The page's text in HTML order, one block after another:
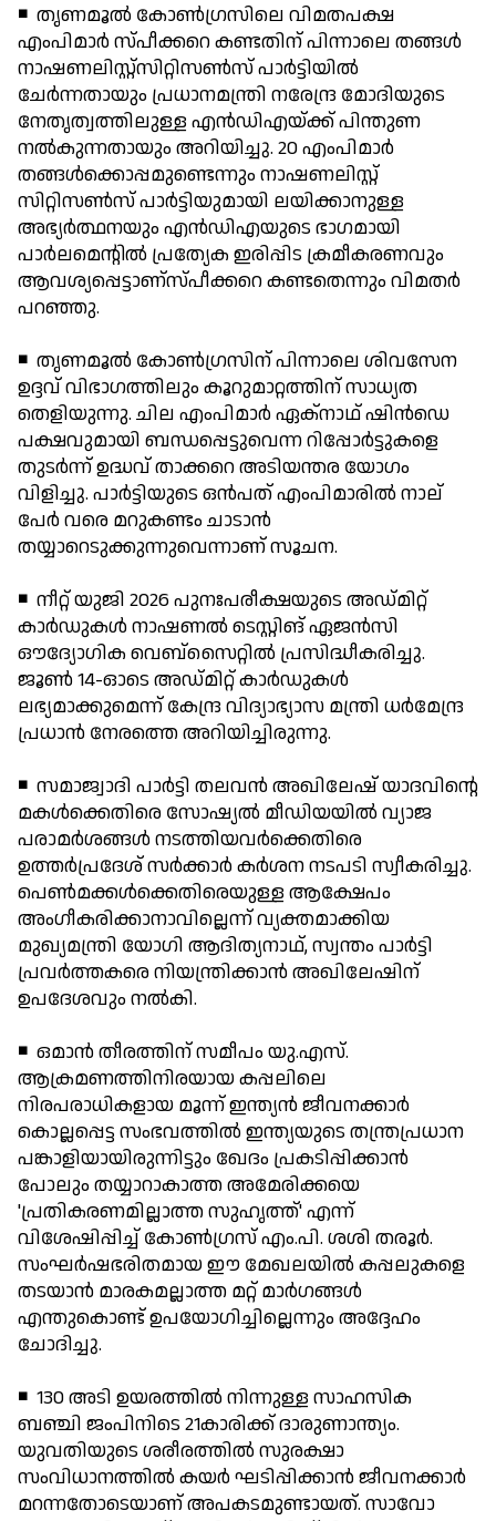
◾ തൃണമൂല്‍ കോണ്‍ഗ്രസിലെ വിമതപക്ഷ
എംപിമാര്‍ സ്പീക്കറെ കണ്ടതിന് പിന്നാലെ തങ്ങള്‍
നാഷണലിസ്റ്റ്‌സിറ്റിസണ്‍സ് പാര്‍ട്ടിയില്‍
ചേര്‍ന്നതായും പ്രധാനമന്ത്രി നരേന്ദ്ര മോദിയുടെ
നേതൃത്വത്തിലുള്ള എന്‍ഡിഎയ്ക്ക് പിന്തുണ
നല്‍കുന്നതായും അറിയിച്ചു. 20 എംപിമാര്‍
തങ്ങള്‍ക്കൊപ്പമുണ്ടെന്നും നാഷണലിസ്റ്റ്
സിറ്റിസണ്‍സ് പാര്‍ട്ടിയുമായി ലയിക്കാനുള്ള
അഭ്യര്‍ത്ഥനയും എന്‍ഡിഎയുടെ ഭാഗമായി
പാര്‍ലമെന്റില്‍ പ്രത്യേക ഇരിപ്പിട ക്രമീകരണവും
ആവശ്യപ്പെട്ടാണ്‌സ്പീക്കറെ കണ്ടതെന്നും വിമതര്‍
പറഞ്ഞു.
◾ തൃണമൂല്‍ കോണ്‍ഗ്രസിന് പിന്നാലെ ശിവസേന
ഉദ്ദവ് വിഭാഗത്തിലും കൂറുമാറ്റത്തിന് സാധ്യത
തെളിയുന്നു. ചില എംപിമാര്‍ ഏക്നാഥ് ഷിന്‍ഡെ
പക്ഷവുമായി ബന്ധപ്പെട്ടുവെന്ന റിപ്പോര്‍ട്ടുകളെ
തുടര്‍ന്ന് ഉദ്ധവ് താക്കറെ അടിയന്തര യോഗം
വിളിച്ചു. പാര്‍ട്ടിയുടെ ഒന്‍പത് എംപിമാരില്‍ നാല്
പേര്‍ വരെ മറുകണ്ടം ചാടാന്‍
തയ്യാറെടുക്കുന്നുവെന്നാണ് സൂചന.
◾ നീറ്റ് യുജി 2026 പുനഃപരീക്ഷയുടെ അഡ്മിറ്റ്
കാര്‍ഡുകള്‍ നാഷണല്‍ ടെസ്റ്റിങ് ഏജന്‍സി
ഔദ്യോഗിക വെബ്‌സൈറ്റില്‍ പ്രസിദ്ധീകരിച്ചു.
ജൂണ്‍ 14-ഓടെ അഡ്മിറ്റ് കാര്‍ഡുകള്‍
ലഭ്യമാക്കുമെന്ന് കേന്ദ്ര വിദ്യാഭ്യാസ മന്ത്രി ധര്‍മേന്ദ്ര
പ്രധാന്‍ നേരത്തെ അറിയിച്ചിരുന്നു.
◾ സമാജ്വാദി പാര്‍ട്ടി തലവന്‍ അഖിലേഷ് യാദവിന്റെ
മകള്‍ക്കെതിരെ സോഷ്യല്‍ മീഡിയയില്‍ വ്യാജ
പരാമര്‍ശങ്ങള്‍ നടത്തിയവര്‍ക്കെതിരെ
ഉത്തര്‍പ്രദേശ് സര്‍ക്കാര്‍ കര്‍ശന നടപടി സ്വീകരിച്ചു.
പെണ്‍മക്കള്‍ക്കെതിരെയുള്ള ആക്ഷേപം
അംഗീകരിക്കാനാവില്ലെന്ന് വ്യക്തമാക്കിയ
മുഖ്യമന്ത്രി യോഗി ആദിത്യനാഥ്, സ്വന്തം പാര്‍ട്ടി
പ്രവര്‍ത്തകരെ നിയന്ത്രിക്കാന്‍ അഖിലേഷിന്
ഉപദേശവും നല്‍കി.
◾ ഒമാന്‍ തീരത്തിന് സമീപം യു.എസ്.
ആക്രമണത്തിനിരയായ കപ്പലിലെ
നിരപരാധികളായ മൂന്ന് ഇന്ത്യന്‍ ജീവനക്കാര്‍
കൊല്ലപ്പെട്ട സംഭവത്തില്‍ ഇന്ത്യയുടെ തന്ത്രപ്രധാന
പങ്കാളിയായിരുന്നിട്ടും ഖേദം പ്രകടിപ്പിക്കാന്‍
പോലും തയ്യാറാകാത്ത അമേരിക്കയെ
'പ്രതികരണമില്ലാത്ത സുഹൃത്ത്' എന്ന്
വിശേഷിപ്പിച്ച് കോണ്‍ഗ്രസ് എം.പി. ശശി തരൂര്‍.
സംഘര്‍ഷഭരിതമായ ഈ മേഖലയില്‍ കപ്പലുകളെ
തടയാന്‍ മാരകമല്ലാത്ത മറ്റ് മാര്‍ഗങ്ങള്‍
എന്തുകൊണ്ട് ഉപയോഗിച്ചില്ലെന്നും അദ്ദേഹം
ചോദിച്ചു.
◾ 130 അടി ഉയരത്തില്‍ നിന്നുള്ള സാഹസിക
ബഞ്ചി ജംപിനിടെ 21കാരിക്ക് ദാരുണാന്ത്യം.
യുവതിയുടെ ശരീരത്തില്‍ സുരക്ഷാ
സംവിധാനത്തില്‍ കയര്‍ ഘടിപ്പിക്കാന്‍ ജീവനക്കാര്‍
മറന്നതോടെയാണ് അപകടമുണ്ടായത്. സാവോ